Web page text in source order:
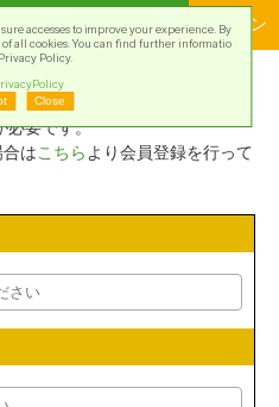
ログイン
イン
必要です。
はこちら より会員登録を行って
accesses to improve your experience. By
of all cookies. You can find further informatio
Policy.
Close